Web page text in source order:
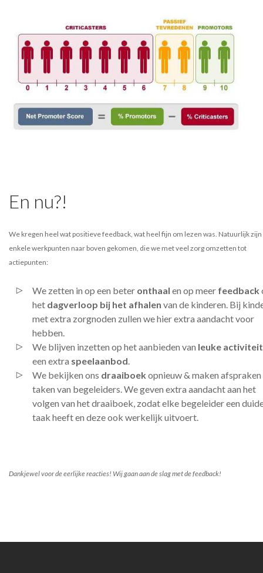
En nu?!
We kregen heel wat positieve feedback, wat heel fijn om lezen was. Natuurlijk
enkele werkpunten naar boven gekomen, die we met veel zorg omzetten tot
actiepunten:
We zetten in op een beter onthaal en op meer feedback
het dagverloop bij het afhalen van de kinderen. Bij
met extra zorgnoden zullen we hier extra aandacht voor
hebben.
We blijven inzetten op het aanbieden van leuke
een extra speelaanbod.
We bekijken ons draaiboek opnieuw & maken
taken van begeleiders. We geven extra aandacht aan het
volgen van het draaiboek, zodat elke begeleider een
taak heeft en deze ook werkelijk uitvoert.
Dankjewel voor de eerlijke reacties! Wij gaan aan de slag met de feedback!